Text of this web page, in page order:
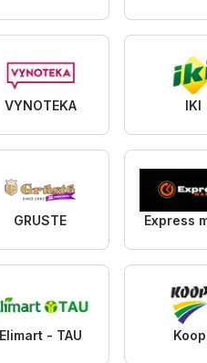
VYNOTEKA IKI
GRUSTE Express
Elimart - TAU